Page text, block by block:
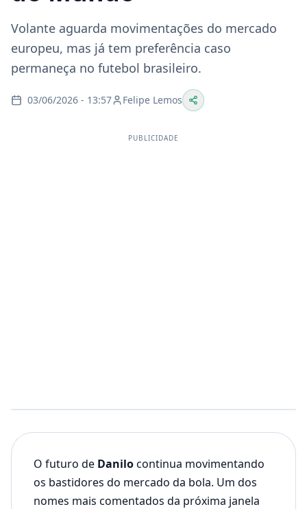
Volante aguarda movimentações do mercado
europeu, mas já tem preferência caso
permaneça no futebol brasileiro.
03/06/2026 - 13:57 Felipe Lemos
PUBLICIDADE
O futuro de Danilocontinua movimentando
os bastidores do mercado da bola. Um dos
nomes mais comentados da próxima janela